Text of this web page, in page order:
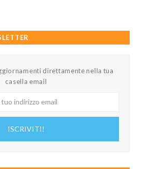
direttamente nella tua
casella email
ISCRIVITI!